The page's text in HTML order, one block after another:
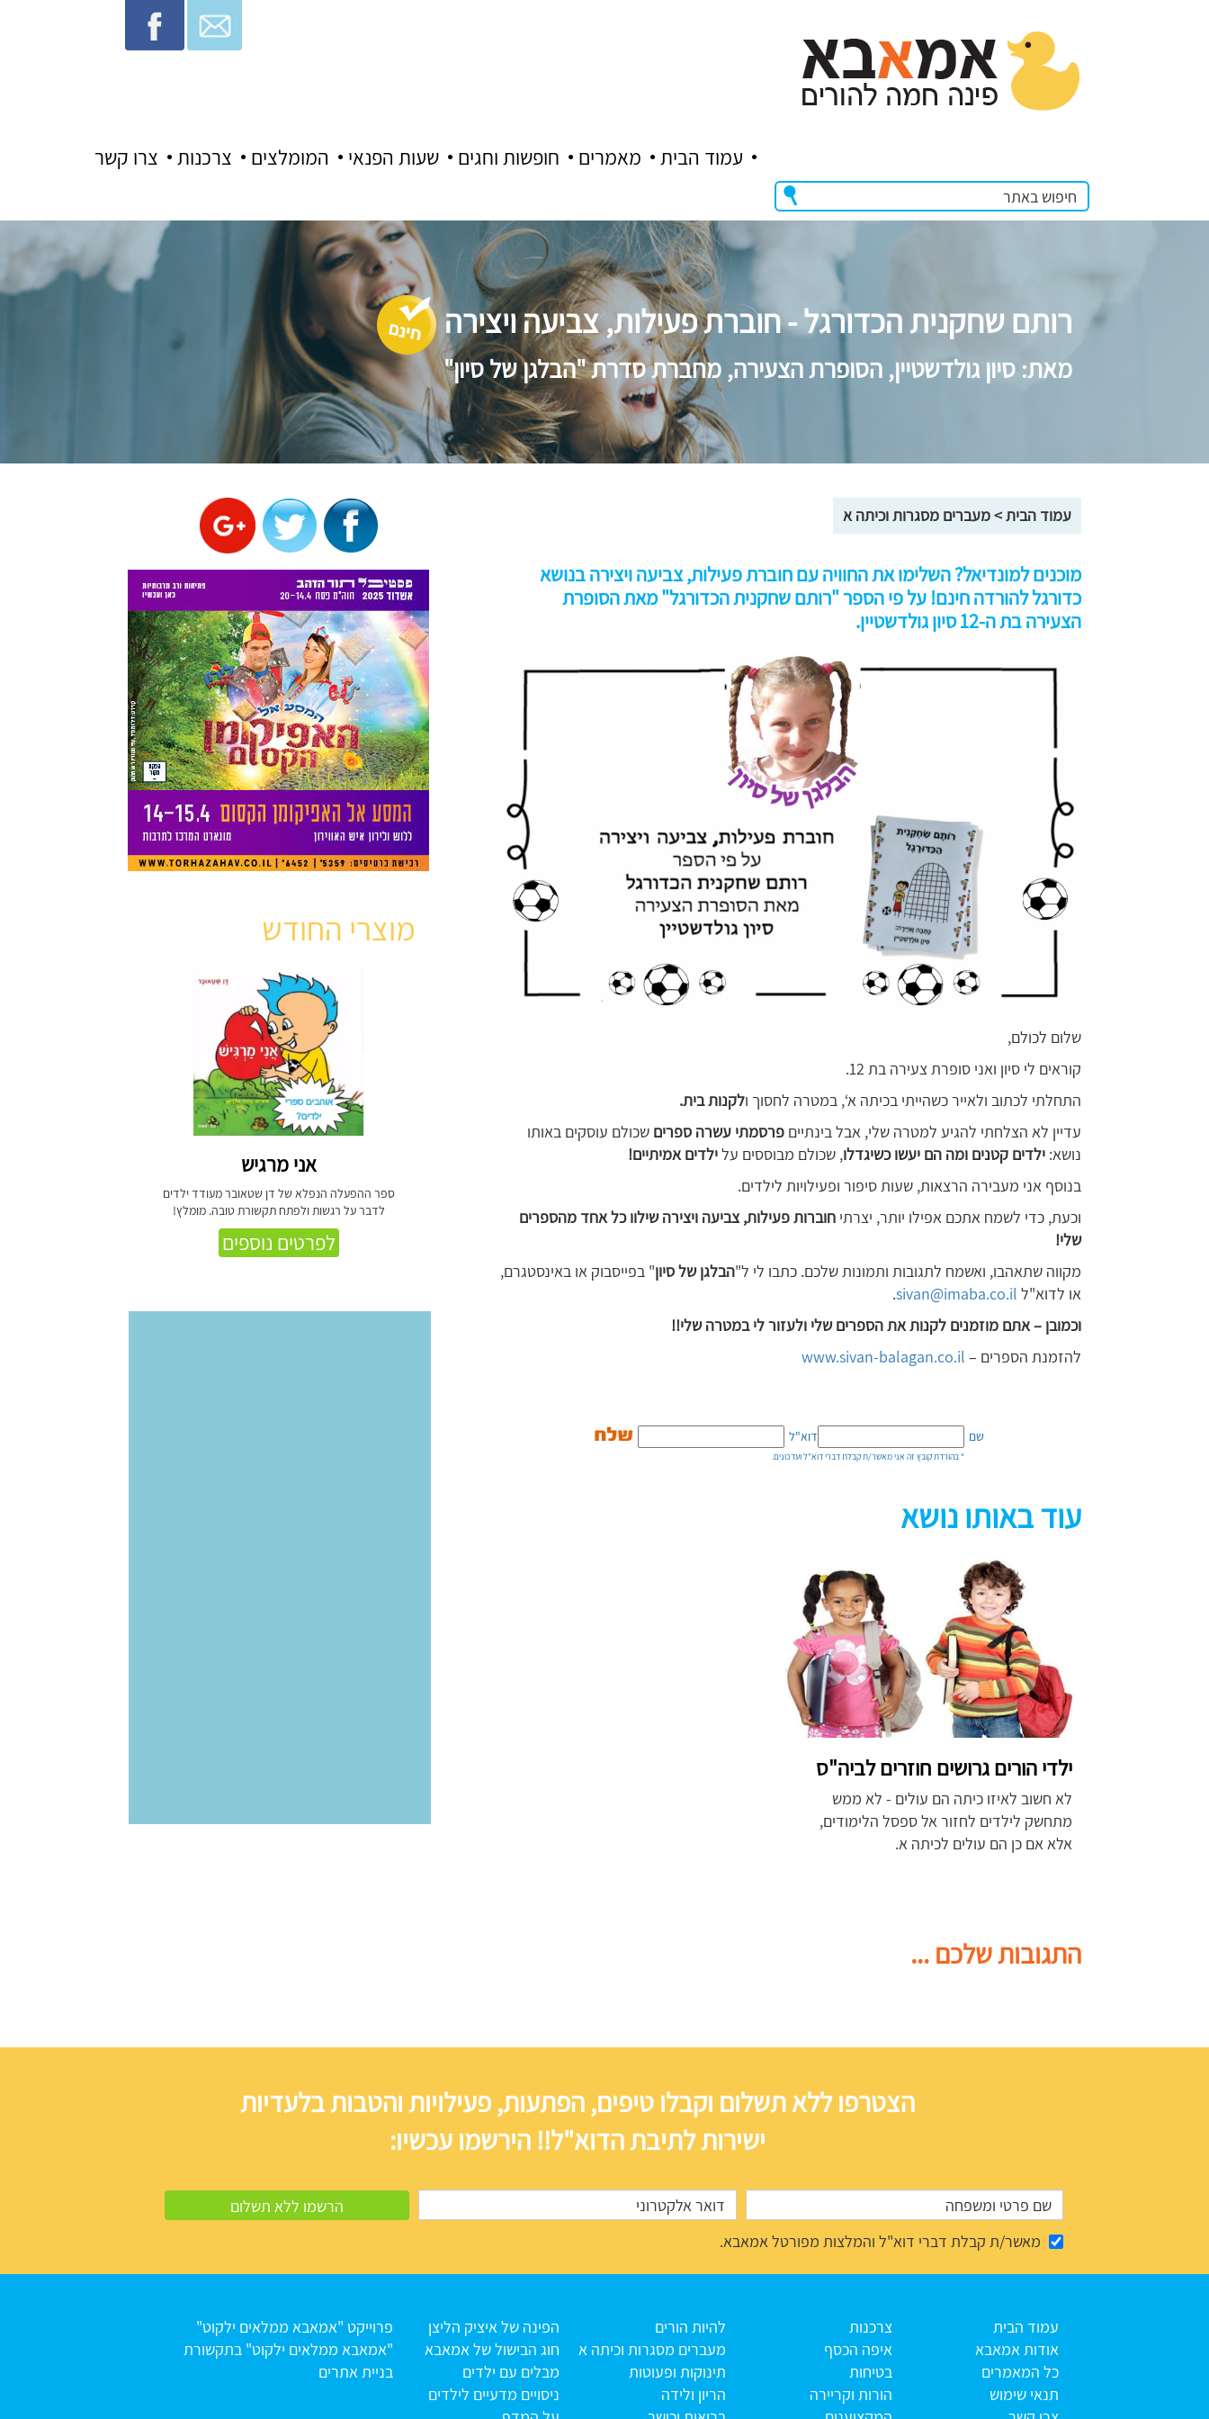
צרו קשר צרכנות המומלצים שעות הפנאי חופשות וחגים מאמרים עמוד הבית
רותם שחקנית הכדורגל - חוברת פעילות, צביעה ויצירה
מאת: סיון גולדשטיין, הסופרת הצעירה, מחברת סדרת "הבלגן של סיון"
עמוד הבית>מעברים מסגרות וכיתה א
מוכנים למונדיאל? השלימו את החוויה עם חוברת פעילות, צביעה ויצירה בנושא
כדורגל להורדה חינם! על פי הספר "רותם שחקנית הכדורגל" מאת הסופרת
הצעירה בת ה-12 סיון גולדשטיין.
שלום לכולם,
קוראים לי סיון ואני סופרת צעירה בת 12.
התחלתי לכתוב ולאייר כשהייתי בכיתה א‘, במטרה לחסוך ולקנות בית.
עדיין לא הצלחתי להגיע למטרה שלי, אבל בינתיים פרסמתי עשרה ספרים שכולם עוסקים באותו
נושא: ילדים קטנים ומה הם יעשו כשיגדלו, שכולם מבוססים עלילדים אמיתיים!
בנוסף אני מעבירה הרצאות, שעות סיפור ופעילויות לילדים.
וכעת, כדי לשמח אתכם אפילו יותר, יצרתי חוברות פעילות, צביעה ויצירה שילוו כל אחד מהספרים
שלי!
מקווה שתאהבו, ואשמח לתגובות ותמונות שלכם. כתבו לי ל"הבלגן של סיון" בפייסבוק או באינסטגרם,
או לדוא"ל sivan@imaba.co.il
.
וכמובן – אתם מוזמנים לקנות את הספרים שלי ולעזור לי במטרה שלי!!
להזמנת הספרים – www.sivan-balagan.co.il
שם דוא"ל
* בהורדת קובץ זה אני מאשר/ת קבלת דברי דוא"ל ועדכונים.
עוד באותו נושא
ילדי הורים גרושים חוזרים לביה"ס
לא חשוב לאיזו כיתה הם עולים - לא ממש
מתחשק לילדים לחזור אל ספסל הלימודים,
אלא אם כן הם עולים לכיתה א.
התגובות שלכם ...
מוצרי החודש
אני מרגיש
ספר ההפעלה הנפלא של דן שטאובר מעודד ילדים
לדבר על רגשות ולפתח תקשורת טובה. מומלץ!
לפרטים נוספים
הצטרפו ללא תשלום וקבלו טיפים, הפתעות, פעילויות והטבות בלעדיות
ישירות לתיבת הדוא"ל!! הירשמו עכשיו:
מאשר/ת קבלת דברי דוא"ל והמלצות מפורטל אמאבא.
עמוד הבית
אודות אמאבא
כל המאמרים
תנאי שימוש
צרכנות
איפה הכסף
בטיחות
הורות וקריירה
להיות הורים
מעברים מסגרות וכיתה א
תינוקות ופעוטות
הריון ולידה
הפינה של איציק הליצן
חוג הבישול של אמאבא
מבלים עם ילדים
ניסויים מדעיים לילדים
פרוייקט "אמאבא ממלאים ילקוט"
"אמאבא ממלאים ילקוט" בתקשורת
בניית אתרים